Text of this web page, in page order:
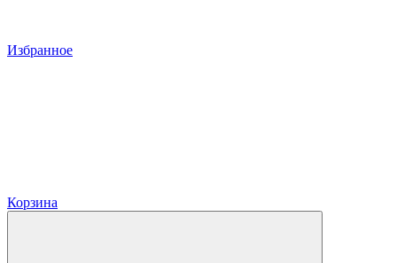
Избранное
Корзина